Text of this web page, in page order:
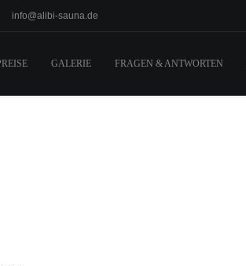
info@alibi-sauna.de
GALERIE FRAGEN & ANTWORTEN